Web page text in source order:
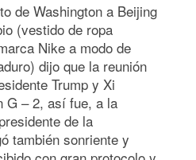
de Washington a Beijing
(vestido de ropa
Nike a modo de
dijo que la reunión
Trump y Xi
G – 2, así fue, a la
de la
también sonriente y